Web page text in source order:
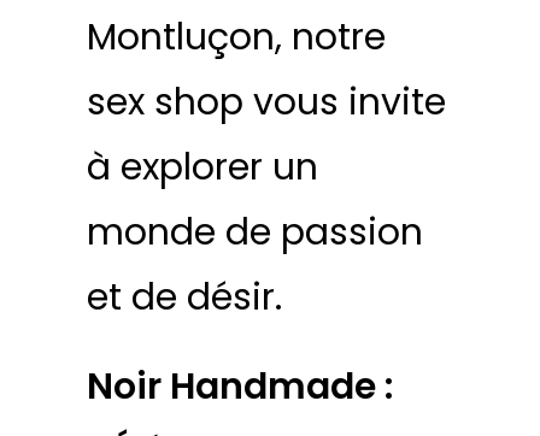
Montluçon, notre
sex shop vous invite
à explorer un
monde de passion
et de désir.
Noir Handmade :